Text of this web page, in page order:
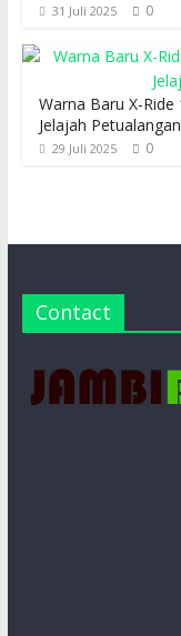
31 Juli 2025 0
Warna Baru X-
Jelajah
29 Juli 2025 0
Contact